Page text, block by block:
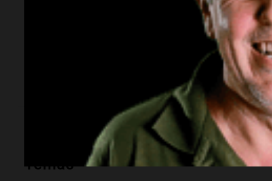
¿Por qué suceden estos deslizamientos?
Los deslizamientos son causados por la
Temas